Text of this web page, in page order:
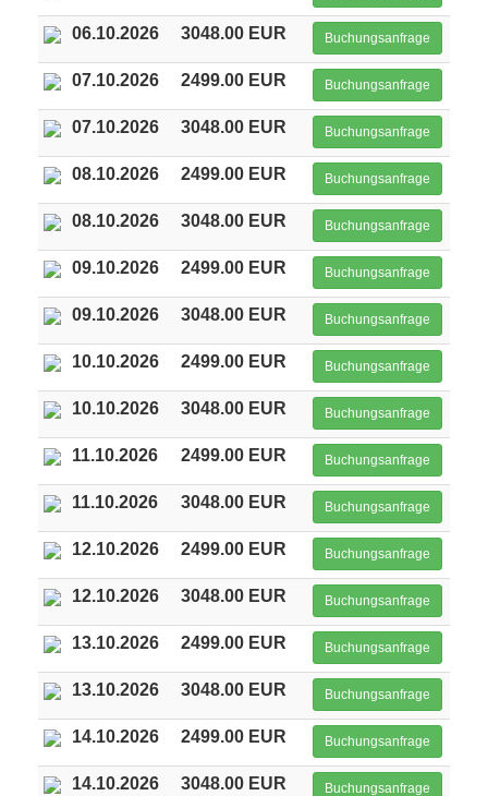
06.10.2026 3048.00 EUR Buchungsanfrage
07.10.2026 2499.00 EUR Buchungsanfrage
07.10.2026 3048.00 EUR Buchungsanfrage
08.10.2026 2499.00 EUR Buchungsanfrage
08.10.2026 3048.00 EUR Buchungsanfrage
09.10.2026 2499.00 EUR Buchungsanfrage
09.10.2026 3048.00 EUR Buchungsanfrage
10.10.2026 2499.00 EUR Buchungsanfrage
10.10.2026 3048.00 EUR Buchungsanfrage
11.10.2026 2499.00 EUR Buchungsanfrage
11.10.2026 3048.00 EUR Buchungsanfrage
12.10.2026 2499.00 EUR Buchungsanfrage
12.10.2026 3048.00 EUR Buchungsanfrage
13.10.2026 2499.00 EUR Buchungsanfrage
13.10.2026 3048.00 EUR Buchungsanfrage
14.10.2026 2499.00 EUR Buchungsanfrage
14.10.2026 3048.00 EUR Buchungsanfrage